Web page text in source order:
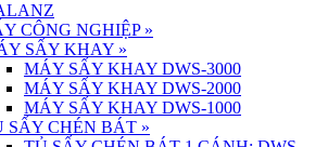
CÔNG NGHIỆP »
SẤY KHAY »
MÁY SẤY KHAY DWS-3000
MÁY SẤY KHAY DWS-2000
MÁY SẤY KHAY DWS-1000
SẤY CHÉN BÁT »